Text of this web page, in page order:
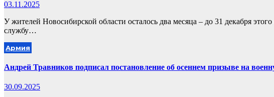
03.11.2025
У жителей Новосибирской области осталось два месяца – до 31 декабря
службу…
Армия
Андрей Травников подписал постановление об осеннем призыве на
30.09.2025